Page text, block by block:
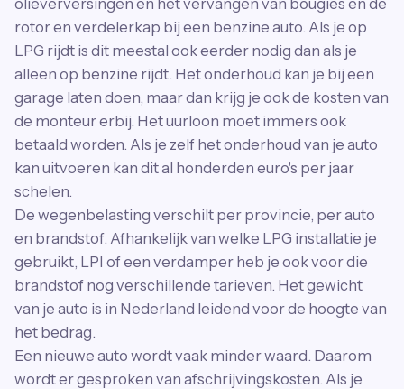
olieverversingen en het vervangen van bougies en de
rotor en verdelerkap bij een benzine auto. Als je op
LPG rijdt is dit meestal ook eerder nodig dan als je
alleen op benzine rijdt. Het onderhoud kan je bij een
garage laten doen, maar dan krijg je ook de kosten van
de monteur erbij. Het uurloon moet immers ook
betaald worden. Als je zelf het onderhoud van je auto
kan uitvoeren kan dit al honderden euro's per jaar
schelen.
De wegenbelasting verschilt per provincie, per auto
en brandstof. Afhankelijk van welke LPG installatie je
gebruikt, LPI of een verdamper heb je ook voor die
brandstof nog verschillende tarieven. Het gewicht
van je auto is in Nederland leidend voor de hoogte van
het bedrag.
Een nieuwe auto wordt vaak minder waard. Daarom
wordt er gesproken van afschrijvingskosten. Als je